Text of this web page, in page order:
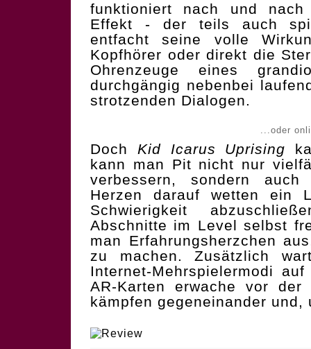
funktioniert nach und
Effekt - der teils auch
entfacht seine volle
Kopfhörer oder direkt die
Ohrenzeuge eines
durchgängig nebenbei
strotzenden Dialogen.
...oder
Doch Kid Icarus Uprising
kann man Pit nicht nur
verbessern, sondern
Herzen darauf wetten ein
Schwierigkeit
Abschnitte im Level selbst
man Erfahrungsherzchen
zu machen. Zusätzlich
Internet-Mehrspielermodi
AR-Karten erwache vor
kämpfen gegeneinander und,